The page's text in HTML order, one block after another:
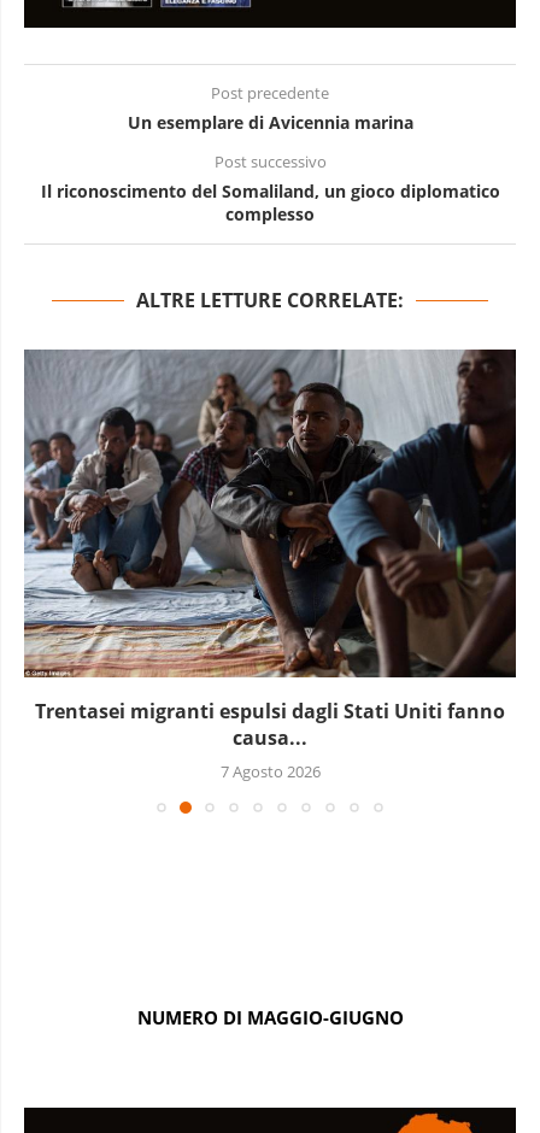
Post precedente
Un esemplare di Avicennia marina
Post successivo
Il riconoscimento del Somaliland, un gioco diplomatico
complesso
ALTRE LETTURE CORRELATE:
Trentasei migranti espulsi dagli Stati Uniti fanno
causa...
7 Agosto 2026
NUMERO DI MAGGIO-GIUGNO